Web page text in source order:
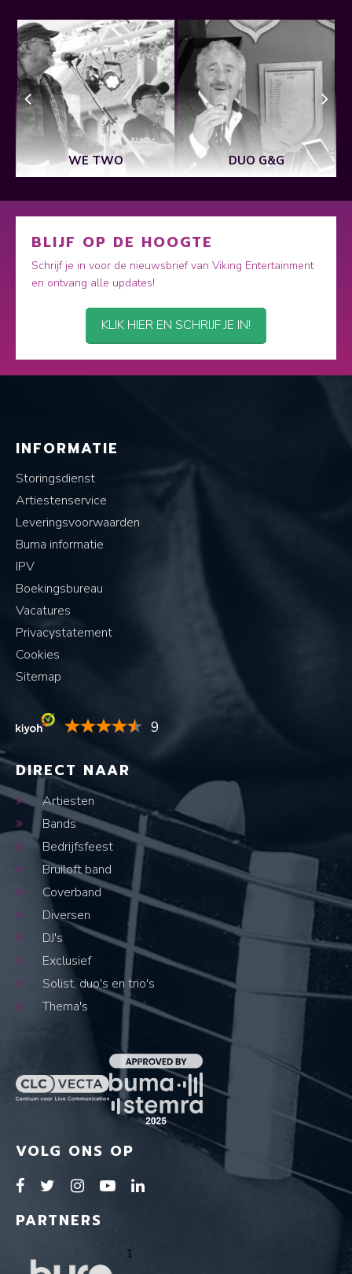
WE TWO DUO G&G
BLIJF OP DE HOOGTE
Schrijf je in voor de nieuwsbrief van Viking Entertainment
en ontvang alle updates!
KLIK HIER EN SCHRIJF JE IN!
INFORMATIE
Storingsdienst
Artiestenservice
Leveringsvoorwaarden
Buma informatie
IPV
Boekingsbureau
Vacatures
Privacystatement
Cookies
Sitemap
9
DIRECT NAAR
Artiesten
Bands
Bedrijfsfeest
Bruiloft band
Coverband
Diversen
DJ's
Exclusief
Solist, duo's en trio's
Thema's
VOLG ONS OP
PARTNERS
1